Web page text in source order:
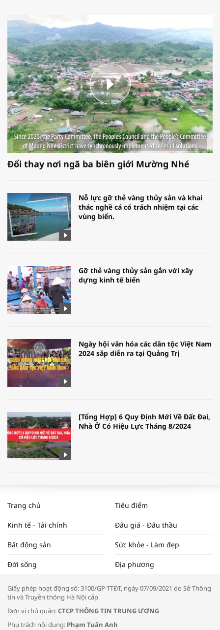
Đổi thay nơi ngã ba biên giới Mường Nhé
Nỗ lực gỡ thẻ vàng thủy sản và khai
thác nghề cá có trách nhiệm tại các
vùng biển.
Gỡ thẻ vàng thủy sản gắn với xây
dựng kinh tế biển
Ngày hội văn hóa các dân tộc Việt Nam
2024 sắp diễn ra tại Quảng Trị
[Tổng Hợp] 6 Quy Định Mới Về Đất Đai,
Nhà Ở Có Hiệu Lực Tháng 8/2024
NAM NĂM 2024 VÀ NĂM 2025 | NHỊP
ĐẬP THỊ TRƯỜNG #62
Tọa đàm “Xúc tiến thương mại: Khơi
Trang chủ Tiêu điểm
Kinh tế - Tài chính Đấu giá - Đấu thầu
Bất động sản Sức khỏe - Làm đẹp
Đời sống Địa phương
Giấy phép hoạt động số: 3100/GP-TTĐT, ngày 07/09/2021 do Sở Thông
tin và Truyền thông Hà Nội cấp
Đơn vị chủ quản:CTCP THÔNG TIN TRUNG ƯƠNG
Phụ trách nội dung: Phạm Tuấn Anh